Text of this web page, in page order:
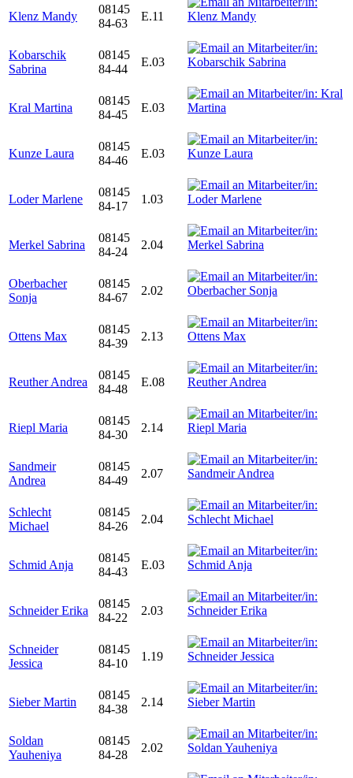
Klenz Mandy
08145
84-63
E.11
Kobarschik
Sabrina
08145
84-44
E.03
Kral Martina
08145
84-45
E.03
Kunze Laura
08145
84-46
E.03
Loder Marlene
08145
84-17
1.03
Merkel Sabrina
08145
84-24
2.04
Oberbacher
Sonja
08145
84-67
2.02
Ottens Max
08145
84-39
2.13
Reuther Andrea
08145
84-48
E.08
Riepl Maria
08145
84-30
2.14
Sandmeir
Andrea
08145
84-49
2.07
Schlecht
Michael
08145
84-26
2.04
Schmid Anja
08145
84-43
E.03
Schneider Erika
08145
84-22
2.03
Schneider
Jessica
08145
84-10
1.19
Sieber Martin
08145
84-38
2.14
Soldan
Yauheniya
08145
84-28
2.02